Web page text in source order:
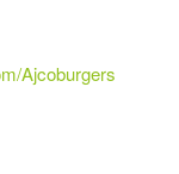
Ajcoburgers